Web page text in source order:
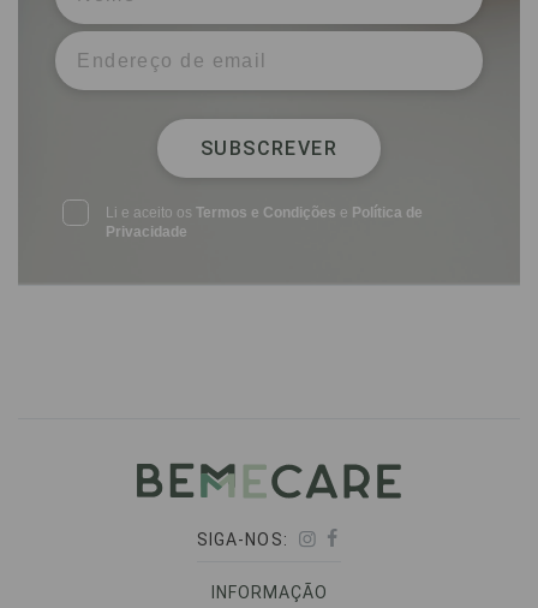
SUBSCREVER
Li e aceito osTermos e Condições e Política de
Privacidade
SIGA-NOS:
INFORMAÇÃO